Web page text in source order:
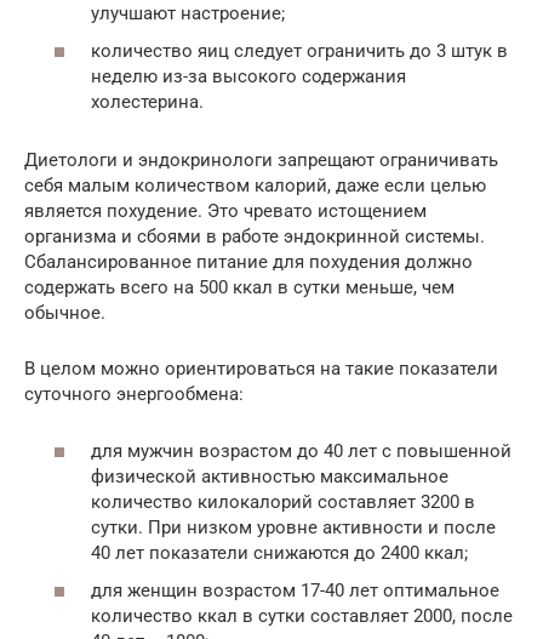
улучшают настроение;
количество яиц следует ограничить до 3 штук в
неделю из-за высокого содержания
холестерина.
Диетологи и эндокринологи запрещают ограничивать
себя малым количеством калорий, даже если целью
является похудение. Это чревато истощением
организма и сбоями в работе эндокринной системы.
Сбалансированное питание для похудения должно
содержать всего на 500 ккал в сутки меньше, чем
обычное.
В целом можно ориентироваться на такие показатели
суточного энергообмена:
для мужчин возрастом до 40 лет с повышенной
физической активностью максимальное
количество килокалорий составляет 3200 в
сутки. При низком уровне активности и после
40 лет показатели снижаются до 2400 ккал;
для женщин возрастом 17-40 лет оптимальное
количество ккал в сутки составляет 2000, после